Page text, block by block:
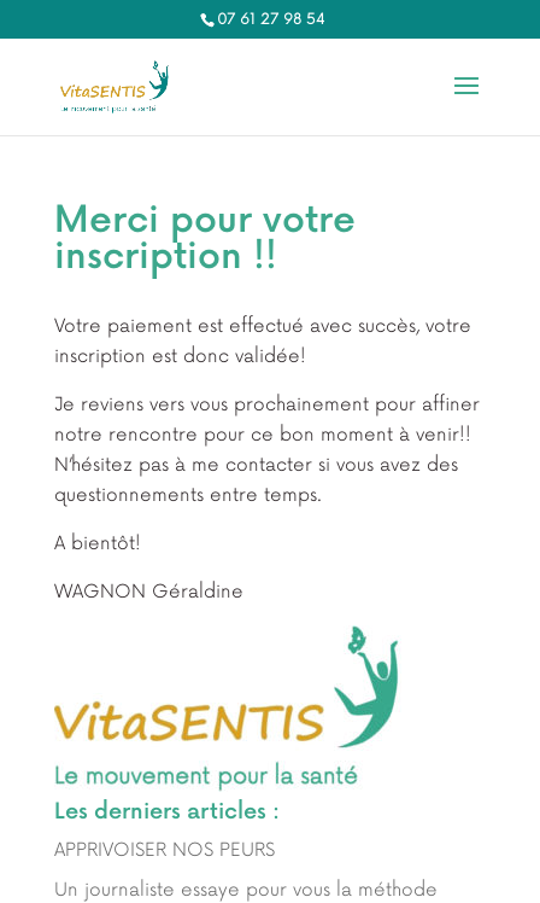
07 61 27 98 54‬
Merci pour votre
inscription !!
Votre paiement est effectué avec succès, votre
inscription est donc validée!
Je reviens vers vous prochainement pour affiner
notre rencontre pour ce bon moment à venir!!
N’hésitez pas à me contacter si vous avez des
questionnements entre temps.
A bientôt!
WAGNON Géraldine
Les derniers articles :
APPRIVOISER NOS PEURS
Un journaliste essaye pour vous la méthode